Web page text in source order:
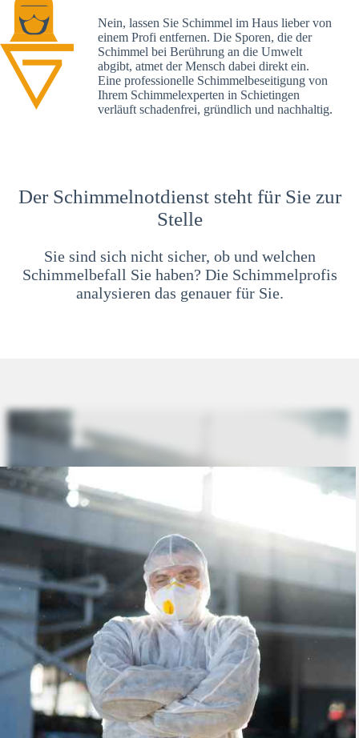
Nein, lassen Sie Schimmel im Haus lieber von
einem Profi entfernen. Die Sporen, die der
Schimmel bei Berührung an die Umwelt
abgibt, atmet der Mensch dabei direkt ein.
Eine professionelle Schimmelbeseitigung von
Ihrem Schimmelexperten in Schietingen
verläuft schadenfrei, gründlich und nachhaltig.
Der Schimmelnotdienst steht für Sie zur
Stelle
Sie sind sich nicht sicher, ob und welchen
Schimmelbefall Sie haben? Die Schimmelprofis
analysieren das genauer für Sie.